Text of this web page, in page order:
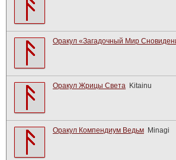
Оракул «Загадочный Мир
Оракул Жрицы Света Kitainu
Оракул Компендиум Ведьм Minagi